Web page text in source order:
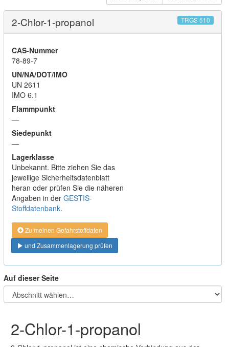
2-Chlor-1-propanol TRGS 510
CAS-Nummer
78-89-7
UN/NA/DOT/IMO
UN 2611
IMO 6.1
Flammpunkt
—
Siedepunkt
—
Lagerklasse
Unbekannt. Bitte ziehen Sie das
jeweilige Sicherheitsdatenblatt
heran oder prüfen Sie die näheren
Angaben in der GESTIS-
Stoffdatenbank.
Zu meinen Gefahrstoffdaten
und Zusammenlagerung prüfen
Auf dieser Seite
2-Chlor-1-propanol